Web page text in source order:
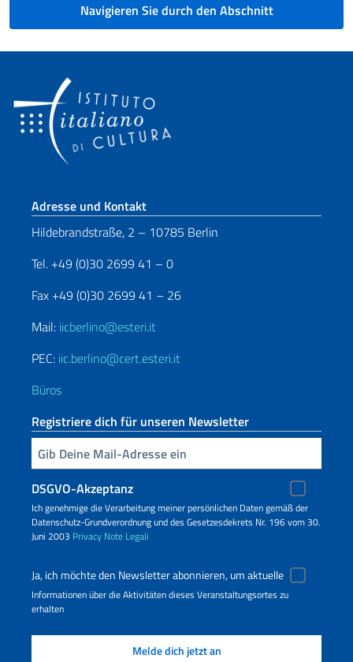
Navigieren Sie durch den Abschnitt
Fußbereich
Adresse und Kontakt
Hildebrandstraße, 2 – 10785 Berlin
Tel. +49 (0)30 2699 41 – 0
Fax +49 (0)30 2699 41 – 26
Mail: iicberlino@esteri.it
PEC: iic.berlino@cert.esteri.it
Büros
Registriere dich für unseren Newsletter
Geben Sie Ihre E-Mail ein
DSGVO-Akzeptanz
Ich genehmige die Verarbeitung meiner persönlichen Daten gemäß der
Datenschutz-Grundverordnung und des Gesetzesdekrets Nr. 196 vom 30.
Juni 2003 Privacy Note Legali
Ja, ich möchte den Newsletter abonnieren, um aktuelle
Informationen über die Aktivitäten dieses Veranstaltungsortes zu
erhalten